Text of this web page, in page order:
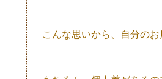
こんな思いから、自分のお